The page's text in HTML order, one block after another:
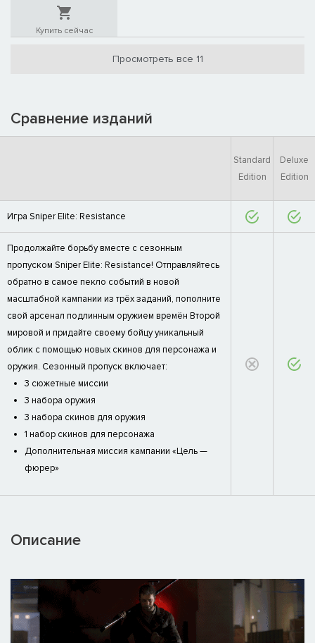
Купить сейчас
Просмотреть все 11
Сравнение изданий
Standard
Edition
Deluxe
Edition
Игра Sniper Elite: Resistance
Продолжайте борьбу вместе с сезонным
пропуском Sniper Elite: Resistance! Отправляйтесь
обратно в самое пекло событий в новой
масштабной кампании из трёх заданий, пополните
свой арсенал подлинным оружием времён Второй
мировой и придайте своему бойцу уникальный
облик с помощью новых скинов для персонажа и
оружия. Сезонный пропуск включает:
3 сюжетные миссии
3 набора оружия
3 набора скинов для оружия
1 набор скинов для персонажа
Дополнительная миссия кампании «Цель —
фюрер»
Описание